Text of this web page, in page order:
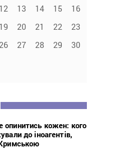
12 13 14 15
16
19 20 21 22
23
26 27 28 29
30
кожен: кого
до іноагентів,